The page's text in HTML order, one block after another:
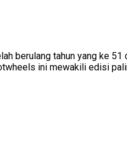
berulang tahun yang ke
ini mewakili edisi